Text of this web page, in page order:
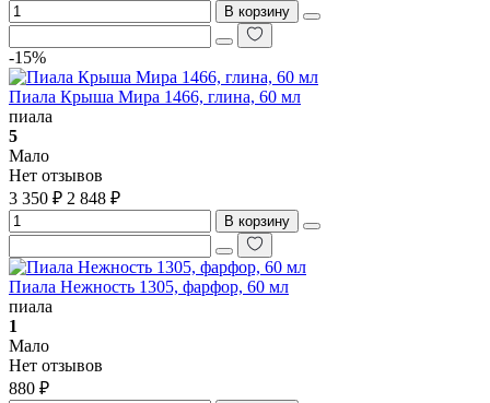
В корзину
-15%
Пиала Крыша Мира 1466, глина, 60 мл
пиала
5
Мало
Нет отзывов
3 350 ₽ 2 848 ₽
В корзину
Пиала Нежность 1305, фарфор, 60 мл
пиала
1
Мало
Нет отзывов
880 ₽